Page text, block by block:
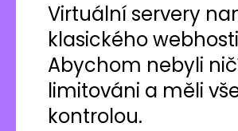
Virtuální servery
klasického
Abychom nebyli
limitováni a měli
kontrolou.